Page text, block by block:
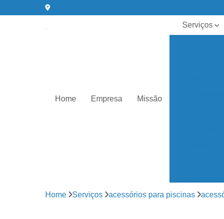
Home Empresa Missão
Serviços
Home Serviços acessórios para piscinas